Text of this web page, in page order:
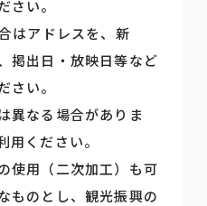
さい。
はアドレスを、新
掲出日・放映日等など
さい。
異なる場合がありま
用ください。
使用（二次加工）も可
ものとし、観光振興の